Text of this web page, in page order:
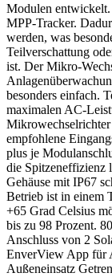
Modulen entwickelt.
MPP-Tracker.
werden, was
Teilverschattung
ist. Der Mikro-
besonders einfach.
maximalen AC-
empfohlene
plus je
die Spitzeneffizienz
Gehäuse mit IP67
Betrieb ist in einem
+65 Grad Celsius
bis zu 98 Prozent.
Anschluss von 2
EnverView App für
Außeneinsatz